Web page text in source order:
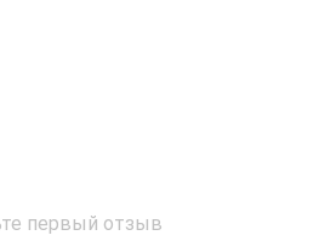
первый отзыв